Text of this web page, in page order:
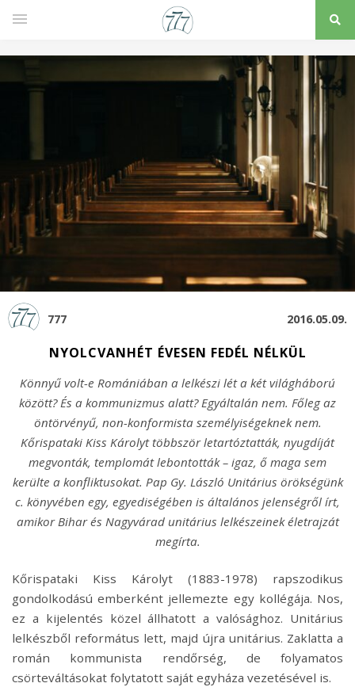
777 2016.05.09.
NYOLCVANHÉT ÉVESEN FEDÉL NÉLKÜL
Könnyű volt-e Romániában a lelkészi lét a két világháború
között? És a kommunizmus alatt? Egyáltalán nem. Főleg az
öntörvényű, non-konformista személyiségeknek nem.
Kőrispataki Kiss Károlyt többször letartóztatták, nyugdíját
megvonták, templomát lebontották – igaz, ő maga sem
kerülte a konfliktusokat. Pap Gy. László Unitárius örökségünk
c. könyvében egy, egyediségében is általános jelenségről írt,
amikor Bihar és Nagyvárad unitárius lelkészeinek életrajzát
megírta.
Kőrispataki Kiss Károlyt (1883-1978) rapszodikus
gondolkodású emberként jellemezte egy kollégája. Nos,
ez a kijelentés közel állhatott a valósághoz. Unitárius
lelkészből református lett, majd újra unitárius. Zaklatta a
román kommunista rendőrség, de folyamatos
csörteváltásokat folytatott saját egyháza vezetésével is.